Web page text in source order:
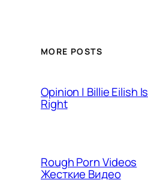
MORE POSTS
Opinion | Billie Eilish Is
Right
Rough Porn Videos
Жесткие Видео